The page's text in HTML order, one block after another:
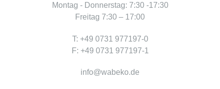
Montag - Donnerstag: 7:30 -17:30
Freitag 7:30 – 17:00
T: +49 0731 977197-0
F: +49 0731 977197-1
info@wabeko.de